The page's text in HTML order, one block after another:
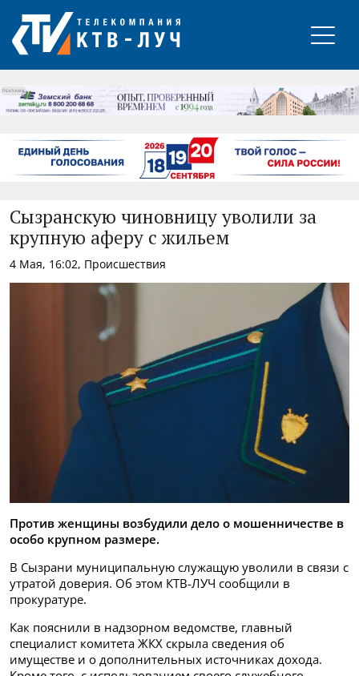
РЕКЛАМА
Сызранскую чиновницу уволили за
крупную аферу с жильем
4 Мая, 16:02, Происшествия
Против женщины возбудили дело о мошенничестве в
особо крупном размере.
В Сызрани муниципальную служащую уволили в связи с
утратой доверия. Об этом КТВ-ЛУЧ сообщили в
прокуратуре.
Как пояснили в надзорном ведомстве, главный
специалист комитета ЖКХ скрыла сведения об
имуществе и о дополнительных источниках дохода.